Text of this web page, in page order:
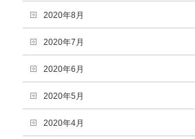
2020年8月
2020年7月
2020年6月
2020年5月
2020年4月